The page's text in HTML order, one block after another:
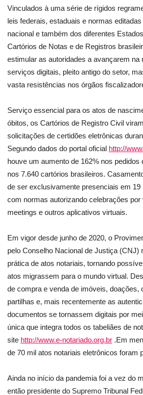
Vinculados à uma série de rígidos
leis federais, estaduais e normas
nacional e também dos diferentes
Cartórios de Notas e de Registros
estimular as autoridades a avançarem na
serviços digitais, pleito antigo do setor,
vasta resistências nos órgãos
Serviço essencial para os atos de
óbitos, os Cartórios de Registro Civil
solicitações de certidões eletrônicas
Segundo dados do portal oficial http://
houve um aumento de 162% nos pedidos
nos 7.640 cartórios brasileiros.
de ser exclusivamente presenciais em 19
com normas autorizando celebrações por
meetings e outros aplicativos virtuais.
Em vigor desde junho de 2020, o
pelo Conselho Nacional de Justiça (CNJ)
prática de atos notariais, tornando
atos migrassem para o mundo virtual.
de compra e venda de imóveis, doações,
partilhas e, mais recentemente as
documentos se tornassem digitais por
única que integra todos os tabeliães de
site http://www.e-notariado.org.br .Em
de 70 mil atos notariais eletrônicos foram
Ainda no início da pandemia foi a vez do
então presidente do Supremo Tribunal